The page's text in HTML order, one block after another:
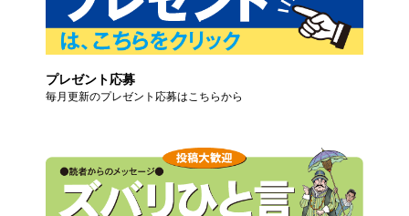
プレゼント応募
毎月更新のプレゼント応募はこちらから